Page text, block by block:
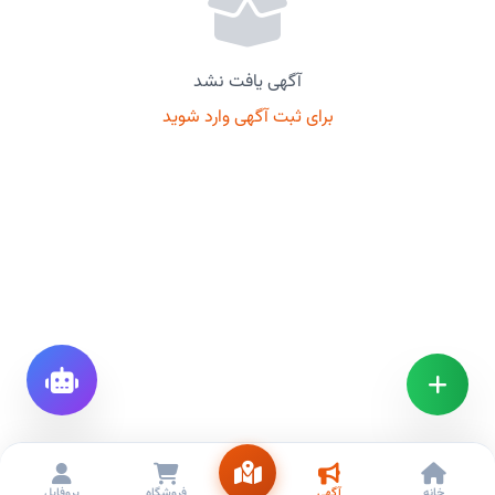
آگهی یافت نشد
برای ثبت آگهی وارد شوید